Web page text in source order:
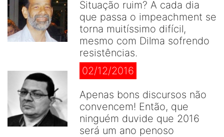
Situação ruim? A cada dia
que passa o impeachment se
torna muitíssimo difícil,
mesmo com Dilma sofrendo
resistências.
02/12/2016
Apenas bons discursos não
convencem! Então, que
ninguém duvide que 2016
será um ano penoso